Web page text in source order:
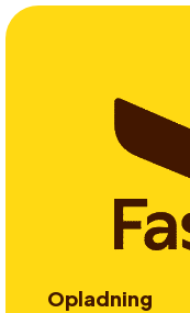
Opladning